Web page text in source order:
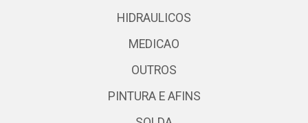
HIDRAULICOS
MEDICAO
OUTROS
PINTURA E AFINS